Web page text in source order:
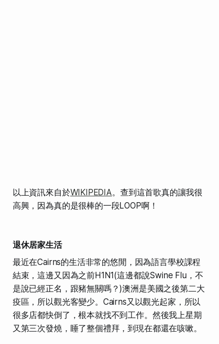
以上資訊來自於WIKIPEDIA。 查到這首歌真的讓我很
高興，因為真的是很棒的一段LOOP啊！
退休居家生活
最近在Cairns的生活非常的悠閒，因為語言學校課程
結束，這邊又因為之前H1N1(這邊都說Swine Flu，不
是說已經正名，跟豬無關嗎？)澳洲是美國之後第二大
疫區，所以觀光客變少。Cairns又以觀光起家，所以
很多店都快倒了，根本就找不到工作。然後我上星期
又第三次發燒，睡了整個禮拜，到現在都還在咳嗽。